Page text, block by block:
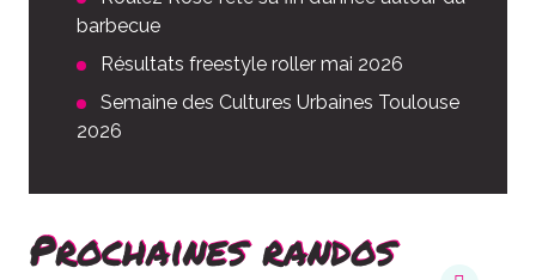
barbecue
Résultats freestyle roller mai 2026
Semaine des Cultures Urbaines Toulouse
2026
Prochaines randos